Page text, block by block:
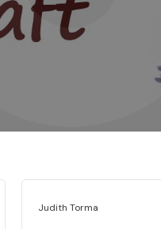
Judith Torma